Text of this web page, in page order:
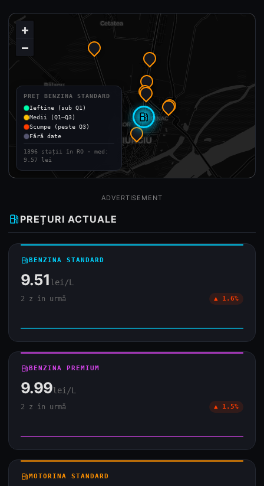
local_gas_station
+
−
PREȚ BENZINA STANDARD
Ieftine (sub Q1)
Medii (Q1–Q3)
Scumpe (peste Q3)
Fără date
1396 stații în RO · med:
9.57 lei
ADVERTISEMENT
local_gas_station PREȚURI ACTUALE
local_gas_stationBENZINA STANDARD
9.51lei/L
2 z în urmă ▲ 1.6%
local_gas_stationBENZINA PREMIUM
9.99lei/L
2 z în urmă ▲ 1.5%
local_gas_stationMOTORINA STANDARD